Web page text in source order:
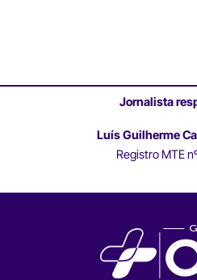
Jornalista
Luís Guilherme
Registro MTE